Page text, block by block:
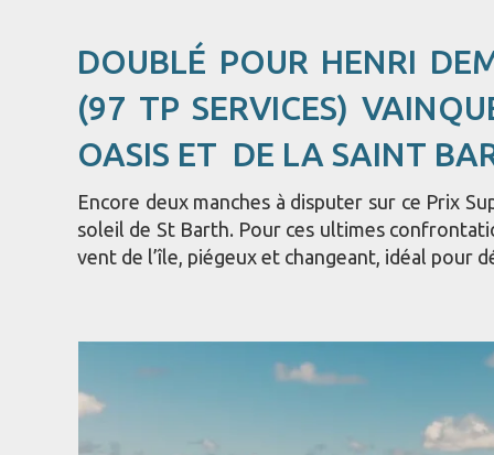
DOUBLÉ POUR HENRI
(97 TP SERVICES)
OASIS ET DE LA SAINT
Encore deux manches à disputer sur ce Prix
soleil de St Barth. Pour ces ultimes
vent de l’île, piégeux et changeant, idéal pour